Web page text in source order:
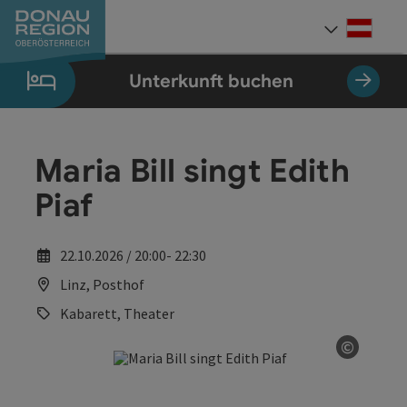
Zum Inhalt
Zur Navigation
Zum Seitenanfang
Zur Kontaktseite
Zum Impressum
Zur Startseite
Unterkunft buchen
Maria Bill singt Edith
Piaf
22.10.2026 / 20:00- 22:30
Linz, Posthof
Kabarett, Theater
©